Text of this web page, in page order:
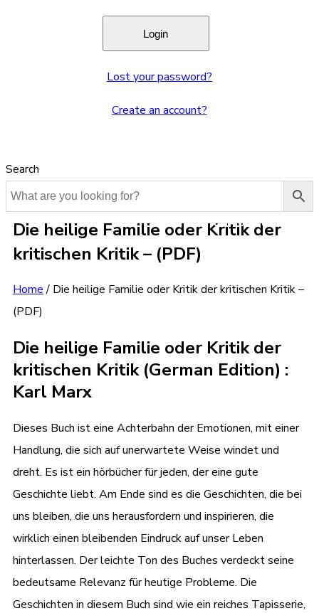
Lost your password?
Create an account?
Search
Die heilige Familie oder Kritik der
kritischen Kritik – (PDF)
Home/ Die heilige Familie oder Kritik der kritischen Kritik –
(PDF)
Die heilige Familie oder Kritik der
kritischen Kritik (German Edition) :
Karl Marx
Dieses Buch ist eine Achterbahn der Emotionen, mit einer
Handlung, die sich auf unerwartete Weise windet und
dreht. Es ist ein hörbücher für jeden, der eine gute
Geschichte liebt. Am Ende sind es die Geschichten, die bei
uns bleiben, die uns herausfordern und inspirieren, die
wirklich einen bleibenden Eindruck auf unser Leben
hinterlassen. Der leichte Ton des Buches verdeckt seine
bedeutsame Relevanz für heutige Probleme. Die
Geschichten in diesem Buch sind wie ein reiches Tapisserie,